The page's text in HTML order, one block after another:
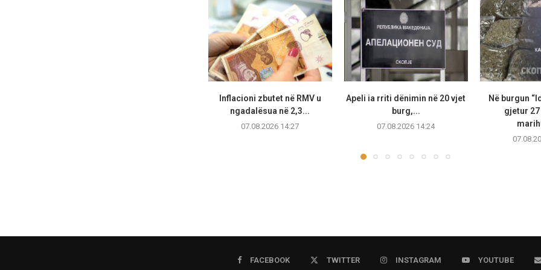
Inflacioni zbutet në RMV u
ngadalësua në 2,3...
07.08.2026 14:27
Apeli ia rriti dënimin në 20 vjet
burg,...
07.08.2026 14:24
Në burgun
gjetur
FACEBOOK TWITTER INSTAGRAM YOUTUBE